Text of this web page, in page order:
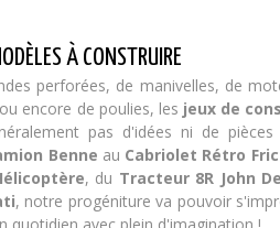
À CONSTRUIRE
perforées, de manivelles, de
encore de poulies, les jeux de
pas d'idées ni de
Benne au Cabriolet Rétro
, du Tracteur 8R John
, notre progéniture va pouvoir